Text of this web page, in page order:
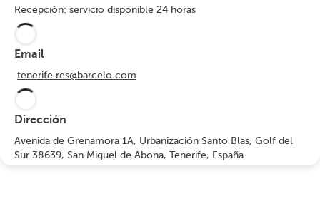
Recepción: servicio disponible 24 horas
Email
tenerife.res@barcelo.com
Dirección
Avenida de Grenamora 1A, Urbanización Santo Blas, Golf del
Sur 38639, San Miguel de Abona, Tenerife, España